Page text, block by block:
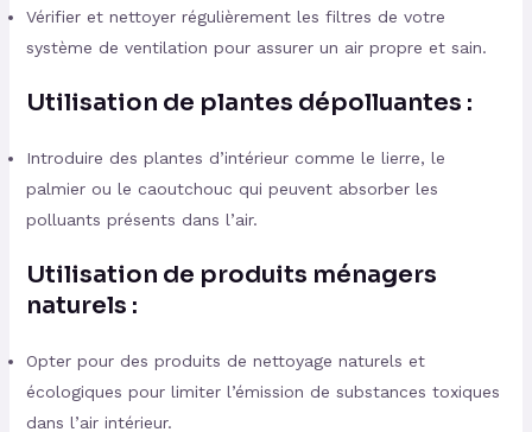
Vérifier et nettoyer régulièrement les filtres de votre
système de ventilation pour assurer un air propre et sain.
Utilisation de plantes dépolluantes :
Introduire des plantes d’intérieur comme le lierre, le
palmier ou le caoutchouc qui peuvent absorber les
polluants présents dans l’air.
Utilisation de produits ménagers
naturels :
Opter pour des produits de nettoyage naturels et
écologiques pour limiter l’émission de substances toxiques
dans l’air intérieur.